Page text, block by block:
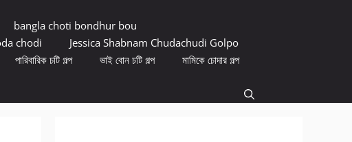
bangla choti bondhur bou
chodi
Jessica Shabnam Chudachudi Golpo
পারিবারিক চটি গল্প ভাই বোন চটি গল্প
মামিকে চোদার গল্প